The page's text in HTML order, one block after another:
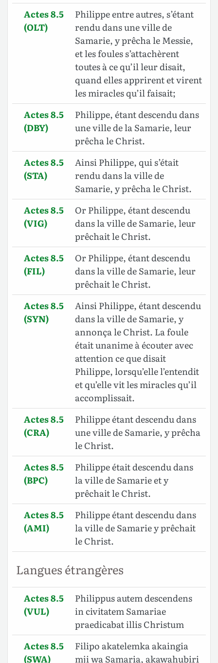
Actes 8.5
(OLT)
Philippe entre autres, s’étant
rendu dans une ville de
Samarie, y prêcha le Messie,
et les foules s’attachèrent
toutes à ce qu’il leur disait,
quand elles apprirent et virent
les miracles qu’il faisait;
Actes 8.5
(DBY)
Philippe, étant descendu dans
une ville de la Samarie, leur
prêcha le Christ.
Actes 8.5
(STA)
Ainsi Philippe, qui s’était
rendu dans la ville de
Samarie, y prêcha le Christ.
Actes 8.5
(VIG)
Or Philippe, étant descendu
dans la ville de Samarie, leur
prêchait le Christ.
Actes 8.5
(FIL)
Or Philippe, étant descendu
dans la ville de Samarie, leur
prêchait le Christ.
Actes 8.5
(SYN)
Ainsi Philippe, étant descendu
dans la ville de Samarie, y
annonça le Christ. La foule
était unanime à écouter avec
attention ce que disait
Philippe, lorsqu’elle l’entendit
et qu’elle vit les miracles qu’il
accomplissait.
Actes 8.5
(CRA)
Philippe étant descendu dans
une ville de Samarie, y prêcha
le Christ.
Actes 8.5
(BPC)
Philippe était descendu dans
la ville de Samarie et y
prêchait le Christ.
Actes 8.5
(AMI)
Philippe étant descendu dans
la ville de Samarie y prêchait
le Christ.
Langues étrangères
Actes 8.5
(VUL)
Philippus autem descendens
in civitatem Samariae
praedicabat illis Christum
Actes 8.5
(SWA)
Filipo akatelemka akaingia
mji wa Samaria, akawahubiri